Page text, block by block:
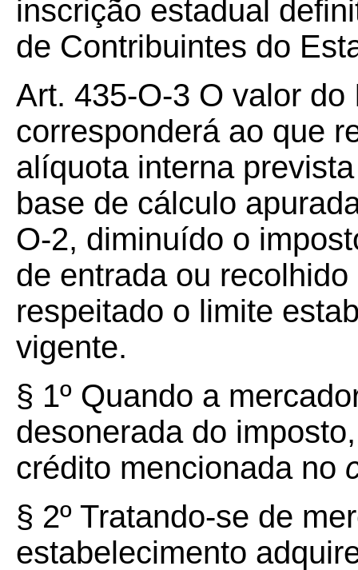
inscrição estadual
de Contribuintes do
Art. 435-O-3 O valor
corresponderá ao que
alíquota interna
base de cálculo
O-2, diminuído o
de entrada ou
respeitado o limite
vigente.
§ 1º Quando a
desonerada do
crédito mencionada no
§ 2º Tratando-se de
estabelecimento